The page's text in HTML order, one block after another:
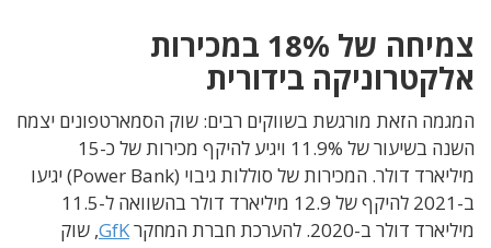
צמיחה של 18% במכירות
אלקטרוניקה בידורית
המגמה הזאת מורגשת בשווקים רבים: שוק הסמארטפונים יצמח
השנה בשיעור של 11.9% ויגיע להיקף מכירות של כ-15
מיליארד דולר. המכירות של סוללות גיבוי (Power Bank) יגיעו
ב-2021 להיקף של 12.9 מיליארד דולר בהשוואה ל-11.5
מיליארד דולר ב-2020. להערכת חברת המחקר
GfK, שוק